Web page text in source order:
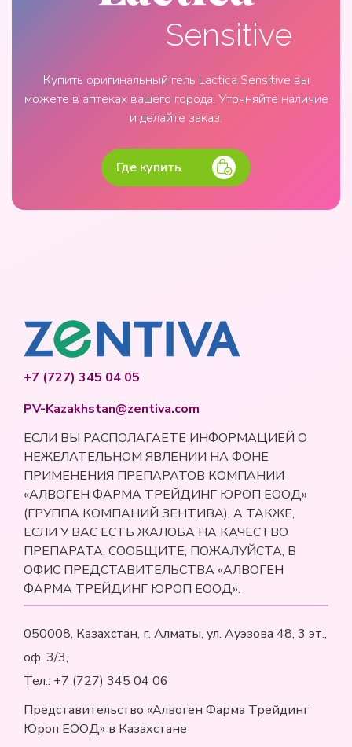
Sensitive
Купить оригинальный гель Lactica Sensitive вы
можете в аптеках вашего города. Уточняйте наличие
и делайте заказ.
Где купить
+7 (727) 345 04 05
PV-Kazakhstan@zentiva.com
ЕСЛИ ВЫ РАСПОЛАГАЕТЕ ИНФОРМАЦИЕЙ О
НЕЖЕЛАТЕЛЬНОМ ЯВЛЕНИИ НА ФОНЕ
ПРИМЕНЕНИЯ ПРЕПАРАТОВ КОМПАНИИ
«АЛВОГЕН ФАРМА ТРЕЙДИНГ ЮРОП ЕООД»
(ГРУППА КОМПАНИЙ ЗЕНТИВА), А ТАКЖЕ,
ЕСЛИ У ВАС ЕСТЬ ЖАЛОБА НА КАЧЕСТВО
ПРЕПАРАТА, СООБЩИТЕ, ПОЖАЛУЙСТА, В
ОФИС ПРЕДСТАВИТЕЛЬСТВА «АЛВОГЕН
ФАРМА ТРЕЙДИНГ ЮРОП ЕООД».
050008, Казахстан, г. Алматы, ул. Ауэзова 48, 3 эт.,
оф. 3/3,
Тел.: +7 (727) 345 04 06
Представительство «Алвоген Фарма Трейдинг
Юроп ЕООД» в Казахстане